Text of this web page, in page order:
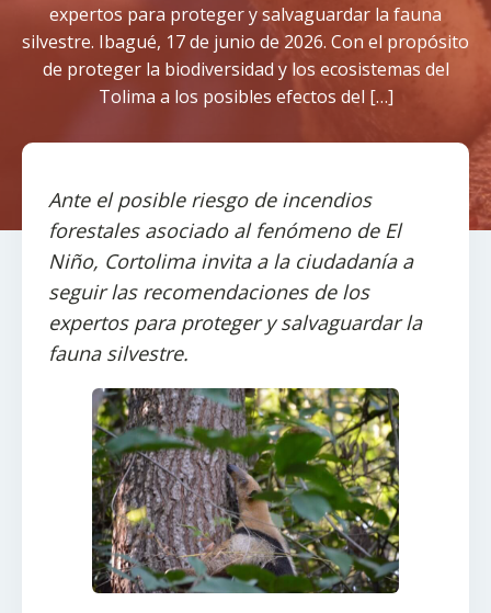
expertos para proteger y salvaguardar la fauna
silvestre. Ibagué, 17 de junio de 2026. Con el propósito
de proteger la biodiversidad y los ecosistemas del
Tolima a los posibles efectos del […]
Ante el posible riesgo de incendios
forestales asociado al fenómeno de El
Niño, Cortolima invita a la ciudadanía a
seguir las recomendaciones de los
expertos para proteger y salvaguardar la
fauna silvestre.